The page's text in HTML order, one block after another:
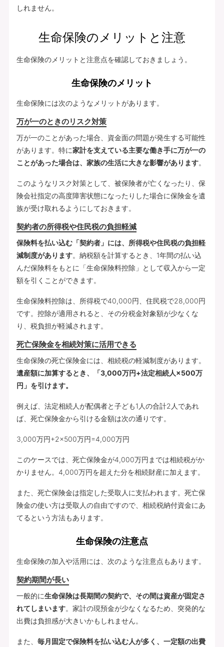
しれません。
生命保険のメリットと注意
生命保険のメリットと注意点を確認しておきましょう。
生命保険のメリット
生命保険には次のようなメリットがあります。
万が一のときのリスク対策
万が一のことがあった場合、資金面の問題が発生する可能性
があります。特に家計を支えている主要な働き手に万が一の
ことがあった場合は、家族の生活に大きな影響があります。
このようなリスク対策として、被保険者が亡くなったり、保
険会社指定の高度障害状態になったりした場合に保険金を遺
族が受け取れるようにしておきます。
契約者の所得税や住民税の負担軽減
保険料を払い込む「契約者」には、所得税や住民税の負担軽
減制度があります。納税額を計算するとき、1年間の払い込
んだ保険料をもとに「生命保険料控除」として収入から一定
額を引くことができます。
生命保険料控除は、所得税で40,000円、住民税で28,000円
です。控除が適用されると、その分税金対象額が少なくな
り、税負担が軽減されます。
死亡保険金を相続対策に活用できる
生命保険の死亡保険金には、相続税の軽減制度があります。
遺産額に加算するとき、「3,000万円+法定相続人×500万
円」を引けます。
例えば、法定相続人が配偶者と子ども1人の合計2人であれ
ば、死亡保険金から引ける金額は次の通りです。
3,000万円+2×500万円=4,000万円
このケースでは、死亡保険金が4,000万円までは相続税がか
かりません。4,000万円を超えた分を相続財産に加えます。
また、死亡保険金は指定した受取人に支払われます。死亡保
険金の使い方は受取人の自由ですので、相続税納付資金にあ
てるという方法もあります。
生命保険の注意点
生命保険の加入や活用には、次のような注意点もあります。
契約期間が長い
一般的に生命保険は長期間の契約で、その間は資産が固定さ
れてしまいます。家計の現預金が少なくなるため、突発的な
出費は負担感が大きいかもしれません。
また、 毎月固定で保険料を払い込む人が多く、一定額の出費